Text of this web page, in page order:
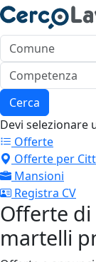
Cerca
Devi selezionare
Offerte
Offerte per
Mansioni
Registra CV
Offerte
martelli